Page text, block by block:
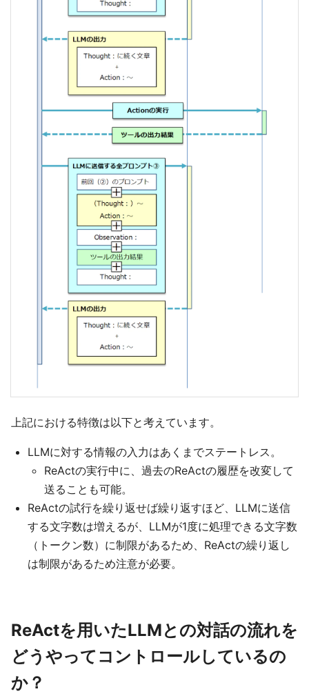
上記における特徴は以下と考えています。
LLMに対する情報の入力はあくまでステートレス。
ReActの実行中に、過去のReActの履歴を改変して
送ることも可能。
ReActの試行を繰り返せば繰り返すほど、LLMに送信
する文字数は増えるが、LLMが1度に処理できる文字数
（トークン数）に制限があるため、ReActの繰り返し
は制限があるため注意が必要。
ReActを用いたLLMとの対話の流れを
どうやってコントロールしているの
か？